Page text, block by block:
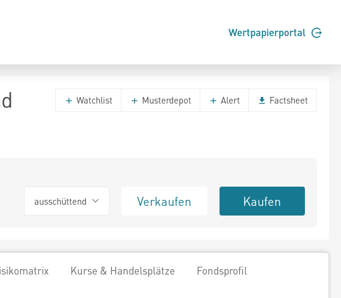
Wertpapierportal
Watchlist Musterdepot Alert Factsheet
ausschüttend Verkaufen Kaufen
Kurse & Handelsplätze Fondsprofil